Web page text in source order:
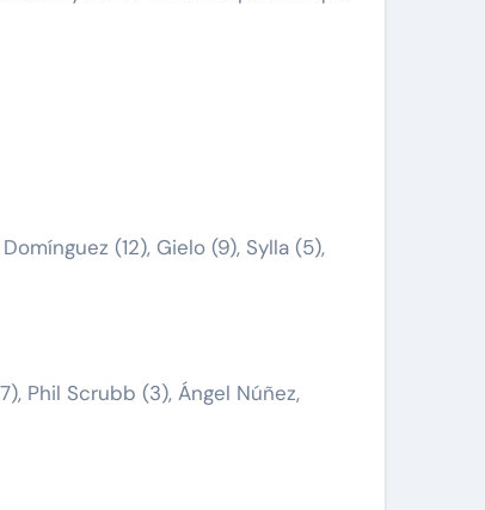
(12), Gielo (9), Sylla (5),
Phil Scrubb (3), Ángel Núñez,